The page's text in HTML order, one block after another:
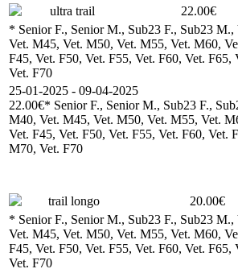
ultra trail
22.00€
* Senior F., Senior M., Sub23 F., Sub23
Vet. M45, Vet. M50, Vet. M55, Vet. M60,
F45, Vet. F50, Vet. F55, Vet. F60, Vet. F65,
Vet. F70
25-01-2025 - 09-04-2025
22.00€* Senior F., Senior M., Sub23 F.,
M40, Vet. M45, Vet. M50, Vet. M55, Vet.
Vet. F45, Vet. F50, Vet. F55, Vet. F60, Vet.
M70, Vet. F70
trail longo
20.00€
* Senior F., Senior M., Sub23 F., Sub23
Vet. M45, Vet. M50, Vet. M55, Vet. M60,
F45, Vet. F50, Vet. F55, Vet. F60, Vet. F65,
Vet. F70